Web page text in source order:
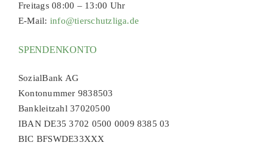
Freitags 08:00 – 13:00 Uhr
E-Mail: info@tierschutzliga.de
SPENDENKONTO
SozialBank AG
Kontonummer 9838503
Bankleitzahl 37020500
IBAN DE35 3702 0500 0009 8385 03
BIC BFSWDE33XXX